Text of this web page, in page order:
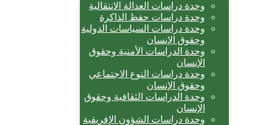
وحدة دراسات العدالة الانتقالية
وحدة دراسات حفظ الذاكرة
وحدة دراسات السياسات الدولية
وحقوق الإنسان
وحدة الدراسات الأمنية وحقوق
الإنسان
وحدة دراسات النوع الاجتماعي
وحقوق الإنسان
وحدة الدراسات الثقافية وحقوق
الإنسان
وحدة دراسات الشؤون الإفريقية